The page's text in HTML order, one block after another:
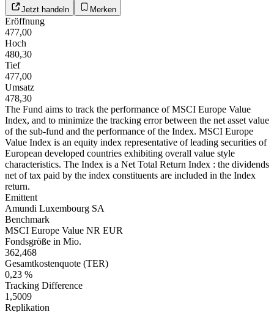
Jetzt handeln Merken
Eröffnung
477,00
Hoch
480,30
Tief
477,00
Umsatz
478,30
The Fund aims to track the performance of MSCI Europe Value
Index, and to minimize the tracking error between the net asset value
of the sub-fund and the performance of the Index. MSCI Europe
Value Index is an equity index representative of leading securities of
European developed countries exhibiting overall value style
characteristics. The Index is a Net Total Return Index : the dividends
net of tax paid by the index constituents are included in the Index
return.
Emittent
Amundi Luxembourg SA
Benchmark
MSCI Europe Value NR EUR
Fondsgröße in Mio.
362,468
Gesamtkostenquote (TER)
0,23 %
Tracking Difference
1,5009
Replikation